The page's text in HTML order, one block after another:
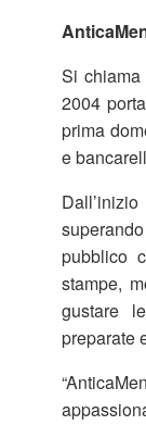
Si chiama
2004
prima
e
pubblico
stampe,
gustare
preparate